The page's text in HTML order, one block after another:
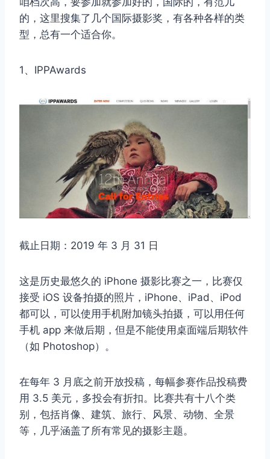
的，这里搜集了几个国际摄影奖，有各种各样的类
型，总有一个适合你。
1、IPPAwards
截止日期：2019 年 3 月 31 日
这是历史最悠久的 iPhone 摄影比赛之一，比赛仅
接受 iOS 设备拍摄的照片，iPhone、iPad、iPod
都可以，可以使用手机附加镜头拍摄，可以用任何
手机 app 来做后期，但是不能使用桌面端后期软件
（如 Photoshop）。
在每年 3 月底之前开放投稿，每幅参赛作品投稿费
用 3.5 美元，多投会有折扣。比赛共有十八个类
别，包括肖像、建筑、旅行、风景、动物、全景
等，几乎涵盖了所有常见的摄影主题。